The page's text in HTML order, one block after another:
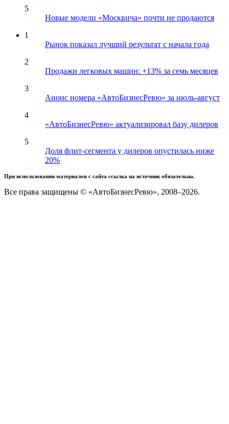
5
Новые модели «Москвича» почти не продаются
1
Рынок показал лучший результат с начала года
2
Продажи легковых машин: +13% за семь месяцев
3
Анонс номера «АвтоБизнесРевю» за июль-август
4
«АвтоБизнесРевю» актуализировал базу дилеров
5
Доля флит-сегмента у дилеров опустилась ниже
20%
При использовании материалов с сайта ссылка на источник обязательна.
Все права защищены © «АвтоБизнесРевю», 2008–2026.